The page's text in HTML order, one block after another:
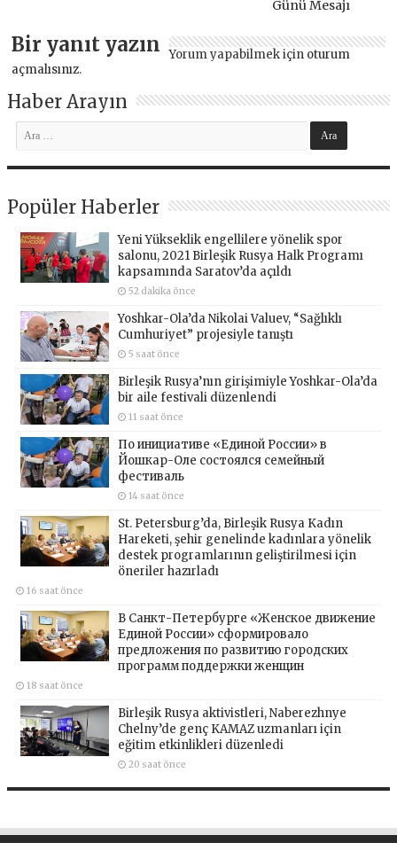
Günü Mesajı
Bir yanıt yazın Yorum yapabilmek için oturum
açmalısınız.
Haber Arayın
Popüler Haberler
Yeni Yükseklik engellilere yönelik spor
salonu, 2021 Birleşik Rusya Halk Programı
kapsamında Saratov’da açıldı
52 dakika önce
Yoshkar-Ola’da Nikolai Valuev, “Sağlıklı
Cumhuriyet” projesiyle tanıştı
5 saat önce
Birleşik Rusya’nın girişimiyle Yoshkar-Ola’da
bir aile festivali düzenlendi
11 saat önce
По инициативе «Единой России» в
Йошкар-Оле состоялся семейный
фестиваль
14 saat önce
St. Petersburg’da, Birleşik Rusya Kadın
Hareketi, şehir genelinde kadınlara yönelik
destek programlarının geliştirilmesi için
öneriler hazırladı
16 saat önce
В Санкт-Петербурге «Женское движение
Единой России» сформировало
предложения по развитию городских
программ поддержки женщин
18 saat önce
Birleşik Rusya aktivistleri, Naberezhnye
Chelny’de genç KAMAZ uzmanları için
eğitim etkinlikleri düzenledi
20 saat önce